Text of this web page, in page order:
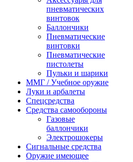
пневматических
винтовок
Баллончики
Пневматические
винтовки
Пневматические
пистолеты
Пульки и шарики
ММГ / Учебное оружие
Луки и арбалеты
Спецсредства
Средства самообороны
Газовые
баллончики
Электрошокеры
Сигнальные средства
Оружие имеющее